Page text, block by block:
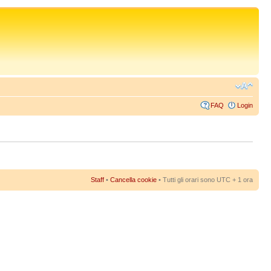
FAQ Login
Staff • Cancella cookie • Tutti gli orari sono UTC + 1 ora